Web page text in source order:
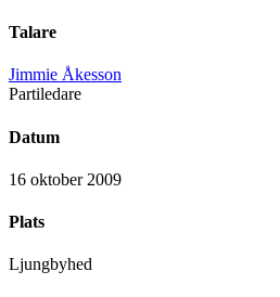
Talare
Jimmie Åkesson
Partiledare
Datum
16 oktober 2009
Plats
Ljungbyhed